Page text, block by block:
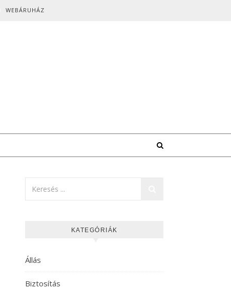
WEBÁRUHÁZ
KATEGÓRIÁK
Állás
Biztosítás